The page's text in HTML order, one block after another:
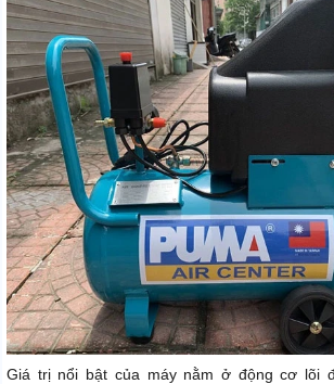
Giá trị nổi bật của máy nằm ở động cơ lõi